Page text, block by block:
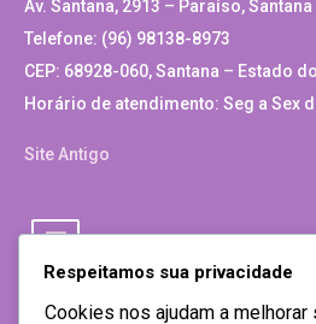
Av. Santana, 2913 – Paraíso, Santana
Telefone: (96) 98138-8973
CEP: 68928-060, Santana – Estado
Horário de atendimento: Seg a Sex
Site Antigo
Respeitamos sua privacidade
Cookies nos ajudam a melhorar